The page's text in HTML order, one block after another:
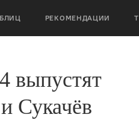
БЛИЦ РЕКОМЕНДАЦИИ
выпустят
Сукачёв